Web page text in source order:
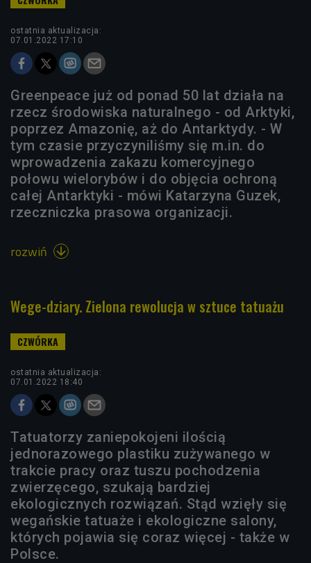
ostatnia aktualizacja:
07.01.2022 17:10
Greenpeace już od ponad 50 lat działa na
rzecz środowiska naturalnego - od Arktyki,
poprzez Amazonię, aż do Antarktydy. - W
tym czasie przyczyniliśmy się m.in. do
wprowadzenia zakazu komercyjnego
połowu wielorybów i do objęcia ochroną
całej Antarktyki - mówi Katarzyna Guzek,
rzeczniczka prasowa organizacji.
rozwiń 
Wege-dziary. Zielona rewolucja w sztuce tatuażu
ostatnia aktualizacja:
07.01.2022 18:40
Tatuatorzy zaniepokojeni ilością
jednorazowego plastiku zużywanego w
trakcie pracy oraz tuszu pochodzenia
zwierzęcego, szukają bardziej
ekologicznych rozwiązań. Stąd wzięły się
wegańskie tatuaże i ekologiczne salony,
których pojawia się coraz więcej - także w
Polsce.